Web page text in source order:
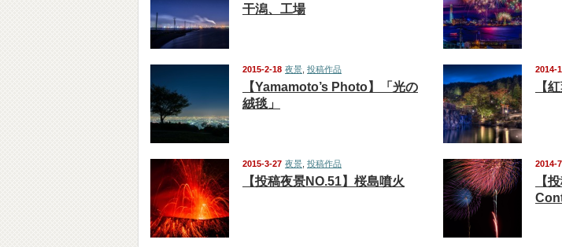
干潟、工場
2015-2-18 夜景 投稿作品
【Yamamoto’s Photo】「光の
絨毯」
2014-
【
2015-3-27 夜景 投稿作品
【投稿夜景NO.51】桜島噴火
2014-
【